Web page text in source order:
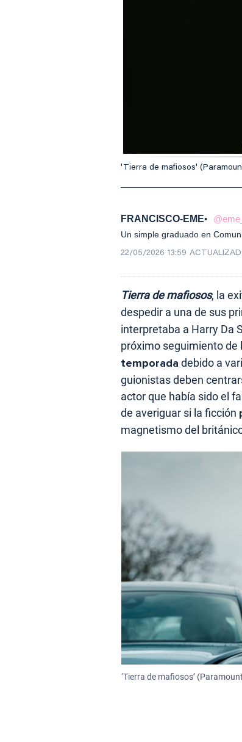
'Tierra de mafiosos'
FRANCISCO-EME
Un simple graduado en
22/05/2026 13:59
Tierra de mafiosos, la
despedir a una de sus
interpretaba a Harry Da
próximo seguimiento de
temporada debido a
guionistas deben
actor que había sido el
de averiguar si la ficción
magnetismo del
‘Tierra de mafiosos’